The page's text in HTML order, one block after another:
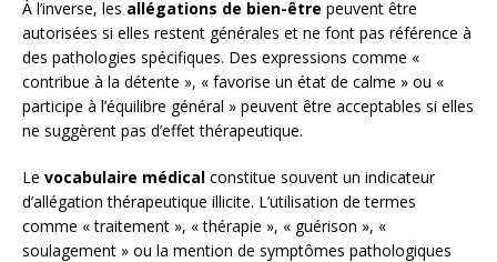
À l’inverse, les allégations de bien-être peuvent être
autorisées si elles restent générales et ne font pas référence à
des pathologies spécifiques. Des expressions comme «
contribue à la détente », « favorise un état de calme » ou «
participe à l’équilibre général » peuvent être acceptables si elles
ne suggèrent pas d’effet thérapeutique.
Le vocabulaire médical constitue souvent un indicateur
d’allégation thérapeutique illicite. L’utilisation de termes
comme « traitement », « thérapie », « guérison », «
soulagement » ou la mention de symptômes pathologiques